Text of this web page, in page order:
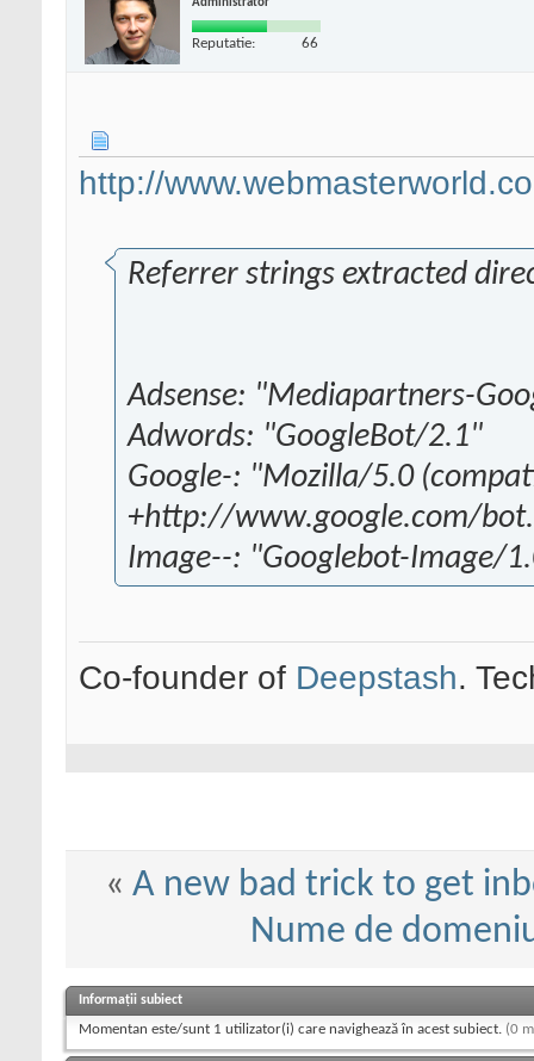
Administrator
Reputatie: 66
http://
Referrer strings extracted
Adsense: "Mediapartners-
Adwords: "GoogleBot/2.1"
Google-: "Mozilla/5.0
+http://www.google.com/
Image--: "Googlebot-Image/
Co-founder of Deepstash.
« A new bad trick to get
Nume de
Informații subiect
Momentan este/sunt 1 utilizator(i) care navighează în acest subiect. (0